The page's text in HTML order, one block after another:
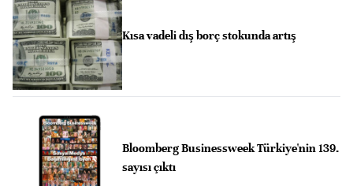
Kısa vadeli dış borç stokunda artış
Bloomberg Businessweek Türkiye'nin 139.
sayısı çıktı